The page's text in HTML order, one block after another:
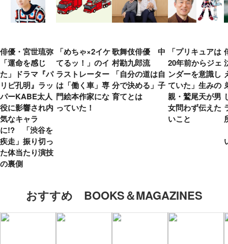
俳優・宮世琉弥
「運命を感じ
た」ドラマ『パ
リピ孔明』ラッ
パーKABE太人
役に影響され内
気なキャラ
に!? 「渋谷を
疾走」振り切っ
た体当たり演技
の裏側
「めちゃ×2イケ
てるッ！」のイ
ラストレーター
は「働く車」専
門絵本作家にな
っていた！
歌舞伎俳優 中
村勘九郎流
「自分の道は自
分で決める」子
育てとは
「プリキュアは
20年前からジェ
ンダーを意識し
ていた」生みの
親・鷲尾天が男
女問わず伝えた
いこと
おすすめ BOOKS＆MAGAZINES